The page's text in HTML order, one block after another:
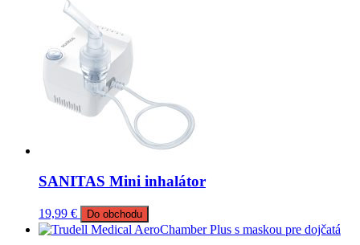
SANITAS Mini inhalátor
19,99 € Do obchodu